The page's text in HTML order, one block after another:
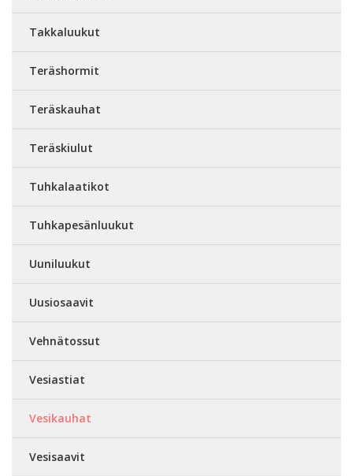
Takkaluukut
Teräshormit
Teräskauhat
Teräskiulut
Tuhkalaatikot
Tuhkapesänluukut
Uuniluukut
Uusiosaavit
Vehnätossut
Vesiastiat
Vesikauhat
Vesisaavit